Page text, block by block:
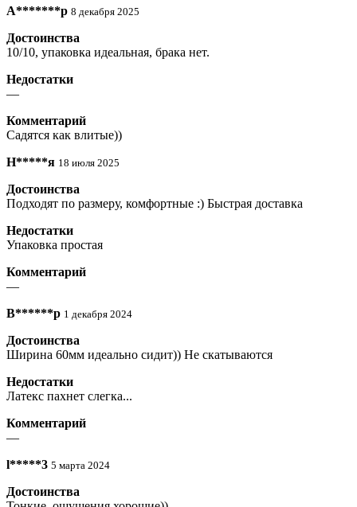
А*******р 8 декабря 2025
Достоинства
10/10, упаковка идеальная, брака нет.
Недостатки
—
Комментарий
Садятся как влитые))
Н*****я 18 июля 2025
Достоинства
Подходят по размеру, комфортные :) Быстрая доставка
Недостатки
Упаковка простая
Комментарий
—
В******р 1 декабря 2024
Достоинства
Ширина 60мм идеально сидит)) Не скатываются
Недостатки
Латекс пахнет слегка...
Комментарий
—
l*****3 5 марта 2024
Достоинства